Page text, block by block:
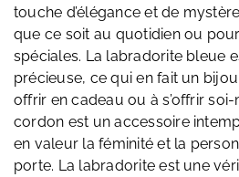
touche d’élégance et de
que ce soit au quotidien ou
spéciales. La labradorite bleue
précieuse, ce qui en fait un
offrir en cadeau ou à s’offrir
cordon est un accessoire
en valeur la féminité et la
porte. La labradorite est une